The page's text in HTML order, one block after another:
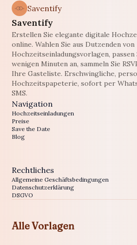
Saventify
Saventify
Erstellen Sie elegante digitale
online. Wahlen Sie aus Dutzenden von
Hochzeitseinladungsvorlagen,
wenigen Minuten an, sammeln Sie
Ihre Gasteliste. Erschwingliche,
Hochzeitspapeterie, sofort per
SMS.
Navigation
Hochzeitseinladungen
Preise
Save the Date
Blog
Rechtliches
Allgemeine Geschäftsbedingungen
Datenschutzerklärung
DSGVO
Alle Vorlagen